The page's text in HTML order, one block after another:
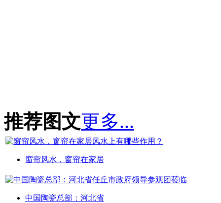
推荐图文更多...
窗帘风水，窗帘在家居
中国陶瓷总部：河北省